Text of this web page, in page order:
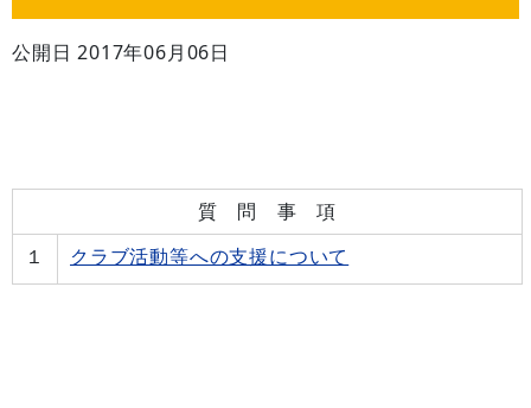
公開日 2017年06月06日
質 問 事 項
１
クラブ活動等への支援について